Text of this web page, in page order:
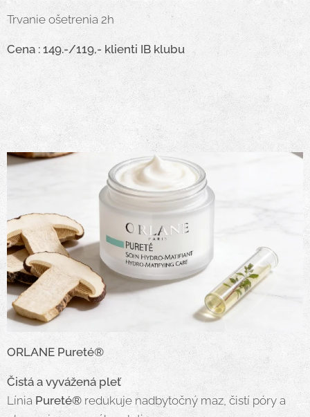
Trvanie ošetrenia 2h
Cena : 149.-/119,- klienti IB klubu
ORLANE Pureté®
Čistá a vyvážená pleť
Línia Pureté® redukuje nadbytočný maz, čistí póry a